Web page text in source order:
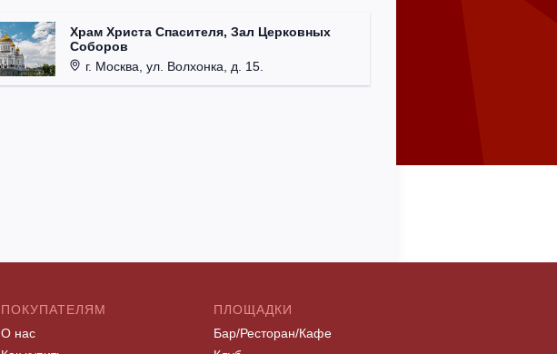
Храм Христа Спасителя, Зал Церковных
Соборов
г. Москва, ул. Волхонка, д. 15.
ПОКУПАТЕЛЯМ
О нас
ПЛОЩАДКИ
Бар/Ресторан/Кафе